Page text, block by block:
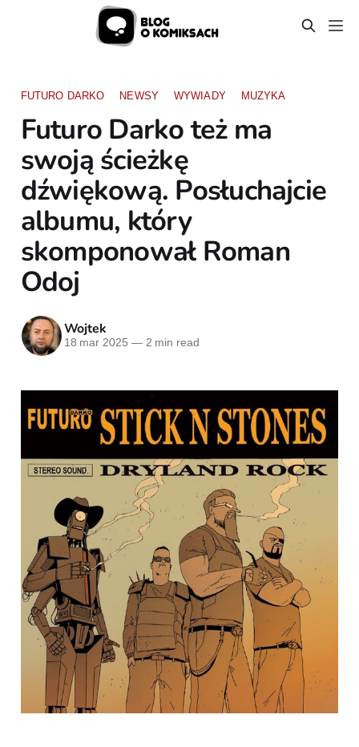
FUTURO DARKO NEWSY WYWIADY MUZYKA
Futuro Darko też ma
swoją ścieżkę
dźwiękową. Posłuchajcie
albumu, który
skomponował Roman
Odoj
Wojtek
18 mar 2025 —2 min read